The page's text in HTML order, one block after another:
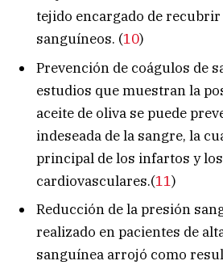
tejido encargado de
sanguíneos. (10)
Prevención de coágulos de
estudios que muestran la
aceite de oliva se puede
indeseada de la sangre, la
principal de los infartos y
cardiovasculares.(11)
Reducción de la presión
realizado en pacientes de
sanguínea arrojó como